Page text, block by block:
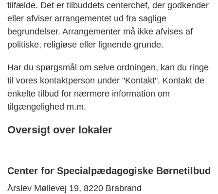
tilfælde. Det er tilbuddets centerchef, der godkender
eller afviser arrangementet ud fra saglige
begrundelser. Arrangementer må ikke afvises af
politiske, religiøse eller lignende grunde.
Har du spørgsmål om selve ordningen, kan du ringe
til vores kontaktperson under "Kontakt". Kontakt de
enkelte tilbud for nærmere information om
tilgængelighed m.m.
Oversigt over lokaler
Center for Specialpædagogiske Børnetilbud
Årslev Møllevej 19, 8220 Brabrand